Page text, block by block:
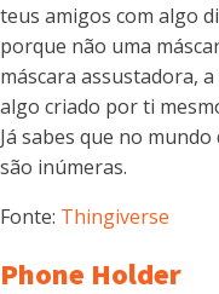
teus amigos com algo
porque não uma
máscara assustadora,
algo criado por ti
Já sabes que no
são inúmeras.
Fonte: Thingiverse
Phone Holder